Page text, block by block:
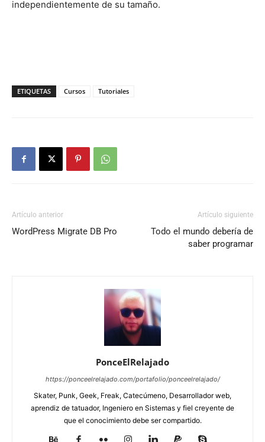
independientemente de su tamaño.
ETIQUETAS Cursos Tutoriales
Artículo anterior
WordPress Migrate DB Pro
Artículo siguiente
Todo el mundo debería de
saber programar
PonceElRelajado
https://ponceelrelajado.com/portafolio/ponceelrelajado/
Skater, Punk, Geek, Freak, Catecúmeno, Desarrollador web,
aprendiz de tatuador, Ingeniero en Sistemas y fiel creyente de
que el conocimiento debe ser compartido.